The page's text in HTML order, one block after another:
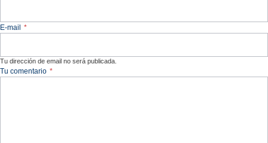
E-mail *
Tu dirección de email no será publicada.
Tu comentario *